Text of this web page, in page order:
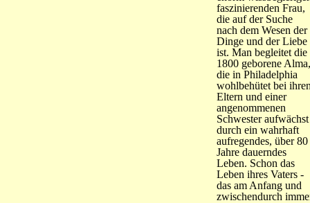
faszinierenden Frau,
die auf der Suche
nach dem Wesen der
Dinge und der Liebe
ist. Man begleitet die
1800 geborene Alma,
die in Philadelphia
wohlbehütet bei
Eltern und einer
angenommenen
Schwester aufwächst
durch ein wahrhaft
aufregendes, über 80
Jahre dauerndes
Leben. Schon das
Leben ihres Vaters -
das am Anfang und
zwischendurch